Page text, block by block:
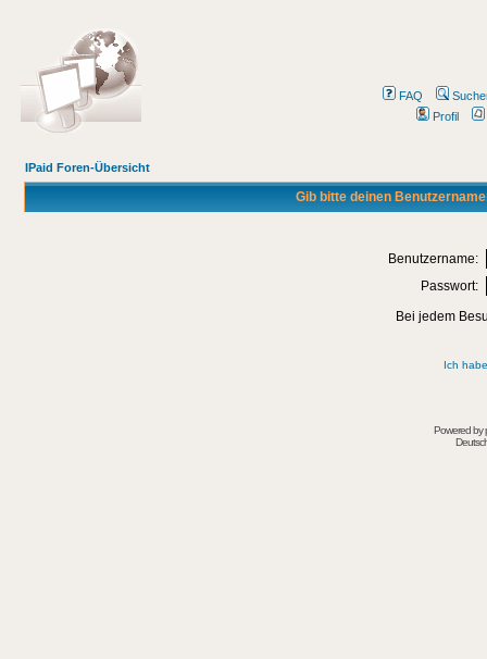
FAQ
Profil
IPaid Foren-Übersicht
Gib bitte deinen
Benutzername:
Passwort:
Bei jedem
Ich
Powered by